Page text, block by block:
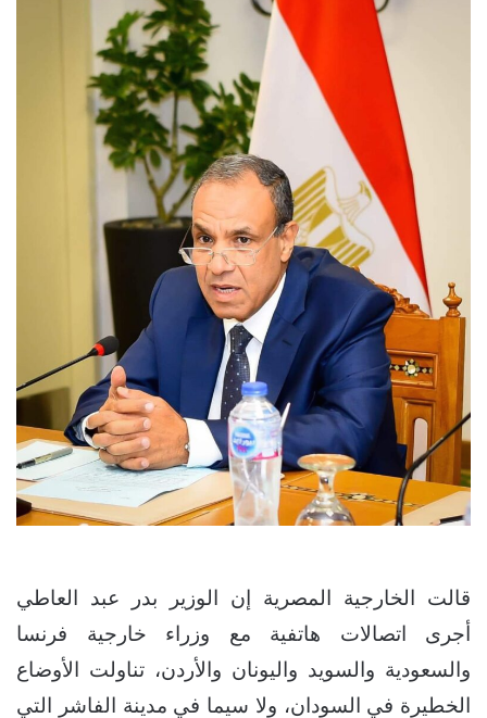
قالت الخارجية المصرية إن الوزير بدر عبد العاطي
أجرى اتصالات هاتفية مع وزراء خارجية فرنسا
والسعودية والسويد واليونان والأردن، تناولت الأوضاع
الخطيرة في السودان، ولا سيما في مدينة الفاشر التي